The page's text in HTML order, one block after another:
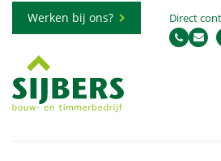
Werken bij ons? Direct